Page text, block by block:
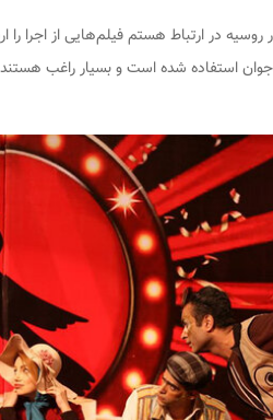
روسیه در ارتباط هستم فیلم‌هایی از اجرا
استفاده شده است و بسیار راغب